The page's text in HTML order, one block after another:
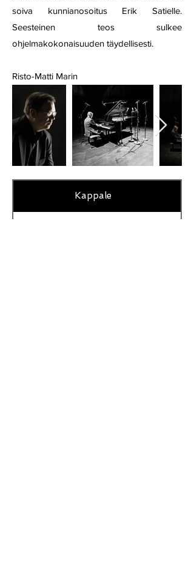
soiva kunnianosoitus Erik Satielle.
Seesteinen teos sulkee
ohjelmakokonaisuuden täydellisesti.
Risto-Matti Marin
Kappale